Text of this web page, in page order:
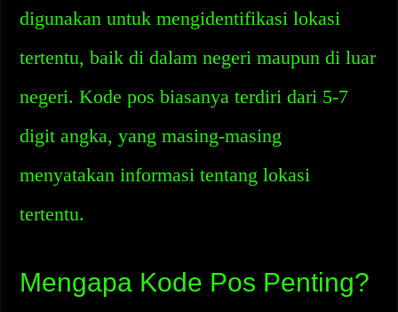
digunakan untuk mengidentifikasi lokasi
tertentu, baik di dalam negeri maupun di luar
negeri. Kode pos biasanya terdiri dari 5-7
digit angka, yang masing-masing
menyatakan informasi tentang lokasi
tertentu.
Mengapa Kode Pos Penting?